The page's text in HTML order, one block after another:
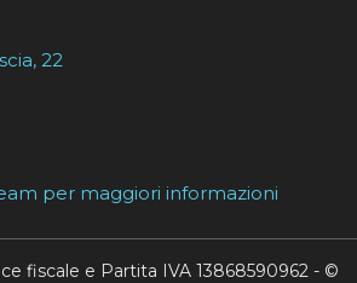
22
per maggiori informazioni
fiscale e Partita IVA 13868590962 - ©